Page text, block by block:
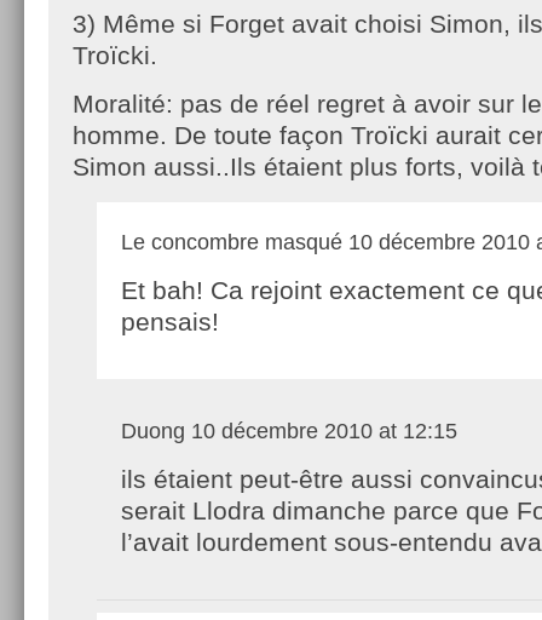
3) Même si Forget avait choisi Simon,
Troïcki.
Moralité: pas de réel regret à avoir sur
homme. De toute façon Troïcki aurait
Simon aussi..Ils étaient plus forts, voilà
Le concombre masqué 10 décembre 2010
Et bah! Ca rejoint exactement ce
pensais!
Duong 10 décembre 2010 at 12:15
ils étaient peut-être aussi
serait Llodra dimanche parce que
l’avait lourdement sous-entendu